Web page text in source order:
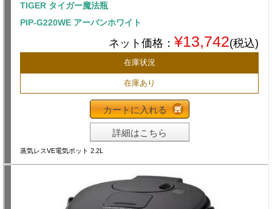
TIGER タイガー魔法瓶
PIP-G220WE アーバンホワイト
ネット価格： ¥13,742(税込)
在庫状況
在庫あり
カートに入れる
詳細はこちら
蒸気レスVE電気ポット 2.2L